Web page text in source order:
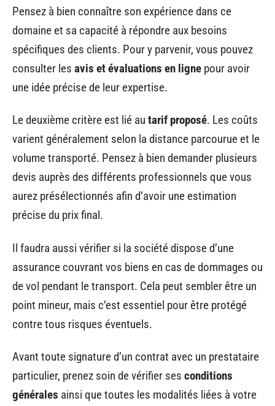
Pensez à bien connaître son expérience dans ce
domaine et sa capacité à répondre aux besoins
spécifiques des clients. Pour y parvenir, vous pouvez
consulter les avis et évaluations en ligne pour avoir
une idée précise de leur expertise.
Le deuxième critère est lié au tarif proposé. Les coûts
varient généralement selon la distance parcourue et le
volume transporté. Pensez à bien demander plusieurs
devis auprès des différents professionnels que vous
aurez présélectionnés afin d’avoir une estimation
précise du prix final.
Il faudra aussi vérifier si la société dispose d’une
assurance couvrant vos biens en cas de dommages ou
de vol pendant le transport. Cela peut sembler être un
point mineur, mais c’est essentiel pour être protégé
contre tous risques éventuels.
Avant toute signature d’un contrat avec un prestataire
particulier, prenez soin de vérifier ses conditions
générales ainsi que toutes les modalités liées à votre